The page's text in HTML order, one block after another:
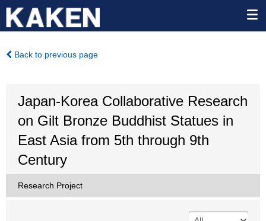
Back to previous page
Japan-Korea Collaborative Research
on Gilt Bronze Buddhist Statues in
East Asia from 5th through 9th
Century
Research Project